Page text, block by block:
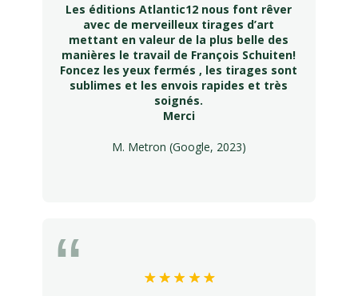
Les éditions Atlantic12 nous font rêver
avec de merveilleux tirages d’art
mettant en valeur de la plus belle des
manières le travail de François Schuiten!
Foncez les yeux fermés , les tirages sont
sublimes et les envois rapides et très
soignés.
Merci
M. Metron (Google, 2023)